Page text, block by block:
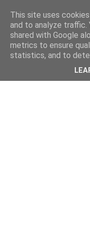
This site uses
and to analyze traffic.
shared with Google
metrics to ensure
statistics, and to